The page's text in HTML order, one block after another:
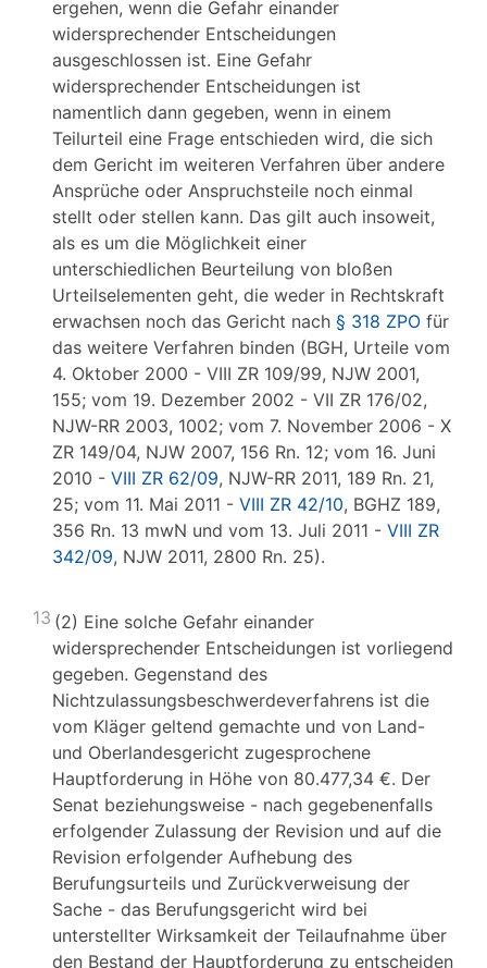
ergehen, wenn die Gefahr einander
widersprechender Entscheidungen
ausgeschlossen ist. Eine Gefahr
widersprechender Entscheidungen ist
namentlich dann gegeben, wenn in einem
Teilurteil eine Frage entschieden wird, die sich
dem Gericht im weiteren Verfahren über andere
Ansprüche oder Anspruchsteile noch einmal
stellt oder stellen kann. Das gilt auch insoweit,
als es um die Möglichkeit einer
unterschiedlichen Beurteilung von bloßen
Urteilselementen geht, die weder in Rechtskraft
erwachsen noch das Gericht nach § 318 ZPO für
das weitere Verfahren binden (BGH, Urteile vom
4. Oktober 2000 - VIII ZR 109/99, NJW 2001,
155; vom 19. Dezember 2002 - VII ZR 176/02,
NJW-RR 2003, 1002; vom 7. November 2006 - X
ZR 149/04, NJW 2007, 156 Rn. 12; vom 16. Juni
2010 - VIII ZR 62/09, NJW-RR 2011, 189 Rn. 21,
25; vom 11. Mai 2011 - VIII ZR 42/10, BGHZ 189,
356 Rn. 13 mwN und vom 13. Juli 2011 - VIII ZR
342/09, NJW 2011, 2800 Rn. 25).
13 (2) Eine solche Gefahr einander
widersprechender Entscheidungen ist vorliegend
gegeben. Gegenstand des
Nichtzulassungsbeschwerdeverfahrens ist die
vom Kläger geltend gemachte und von Land-
und Oberlandesgericht zugesprochene
Hauptforderung in Höhe von 80.477,34 €. Der
Senat beziehungsweise - nach gegebenenfalls
erfolgender Zulassung der Revision und auf die
Revision erfolgender Aufhebung des
Berufungsurteils und Zurückverweisung der
Sache - das Berufungsgericht wird bei
unterstellter Wirksamkeit der Teilaufnahme über
den Bestand der Hauptforderung zu entscheiden